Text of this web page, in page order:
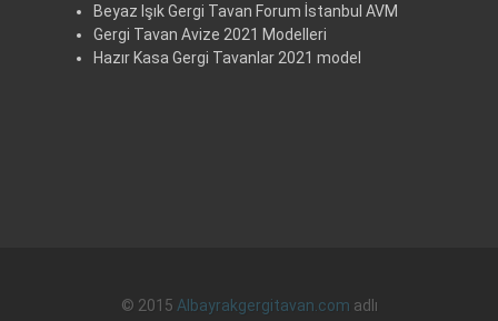
Beyaz Işık Gergi Tavan Forum İstanbul AVM
Gergi Tavan Avize 2021 Modelleri
Hazır Kasa Gergi Tavanlar 2021 model
© 2015 Albayrakgergitavan.com adlı